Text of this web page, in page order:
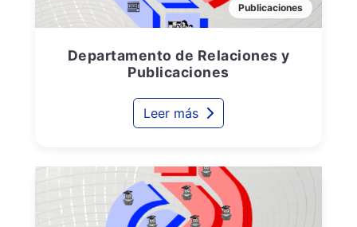
Publicaciones
Departamento de Relaciones y
Publicaciones
Leer más